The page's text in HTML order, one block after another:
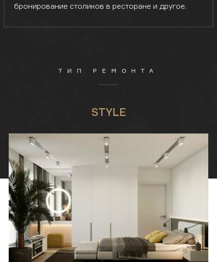
бронирование столиков в ресторане и другое.
ТИП РЕМОНТА
STYLE